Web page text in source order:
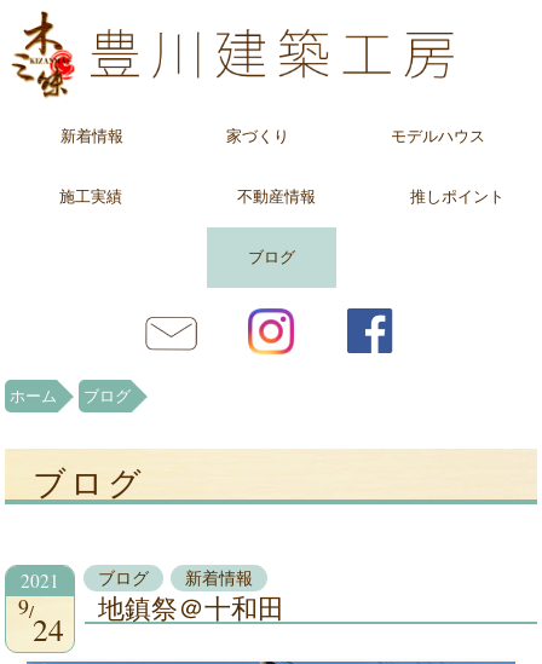
新着情報 家づくり モデルハウス
施工実績 不動産情報 推しポイント
ブログ
ホーム ブログ
ブログ
2021
9
24
ブログ 新着情報
地鎮祭＠十和田